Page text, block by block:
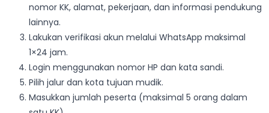
nomor KK, alamat, pekerjaan, dan informasi pendukung
lainnya.
Lakukan verifikasi akun melalui WhatsApp maksimal
1×24 jam.
Login menggunakan nomor HP dan kata sandi.
Pilih jalur dan kota tujuan mudik.
Masukkan jumlah peserta (maksimal 5 orang dalam